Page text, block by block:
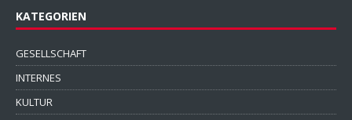
KATEGORIEN
GESELLSCHAFT
INTERNES
KULTUR